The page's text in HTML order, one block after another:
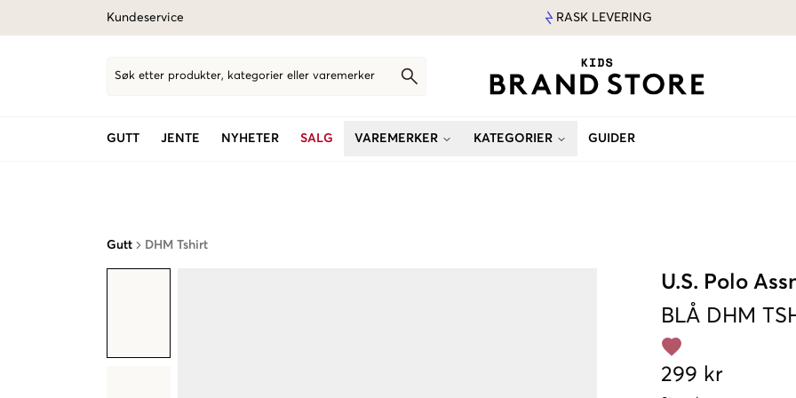
Kundeservice RASK LEVERING
Søk etter produkter, kategorier eller varemerker
GUTT JENTE NYHETER SALG VAREMERKER KATEGORIER GUIDER
Gutt DHM Tshirt
U.S. Polo
BLÅ DHM
299 kr